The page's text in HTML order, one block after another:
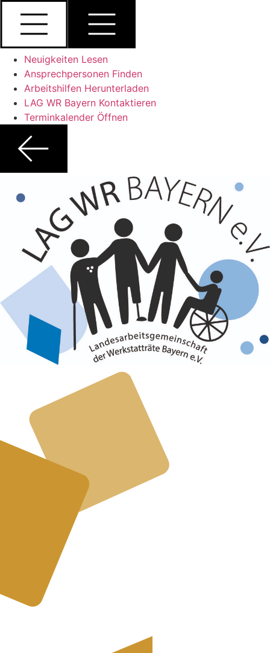
Inhalt
springen
Neuigkeiten Lesen
Ansprechpersonen Finden
Arbeitshilfen Herunterladen
LAG WR Bayern Kontaktieren
Terminkalender Öffnen